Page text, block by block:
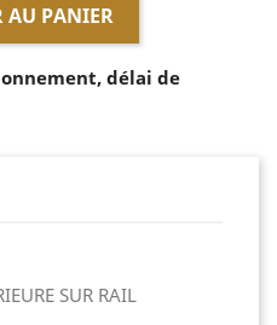
AU PANIER
délai de
SUR RAIL